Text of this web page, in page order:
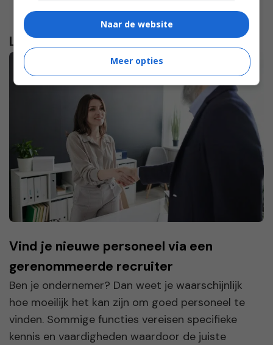
Lees verder...
Vind je nieuwe personeel via een
gerenommeerde recruiter
Ben je ondernemer? Dan weet je waarschijnlijk
hoe moeilijk het kan zijn om goed personeel te
vinden. Sommige functies vereisen specifieke
kennis en vaardigheden waardoor de juiste
Naar de website
Meer opties